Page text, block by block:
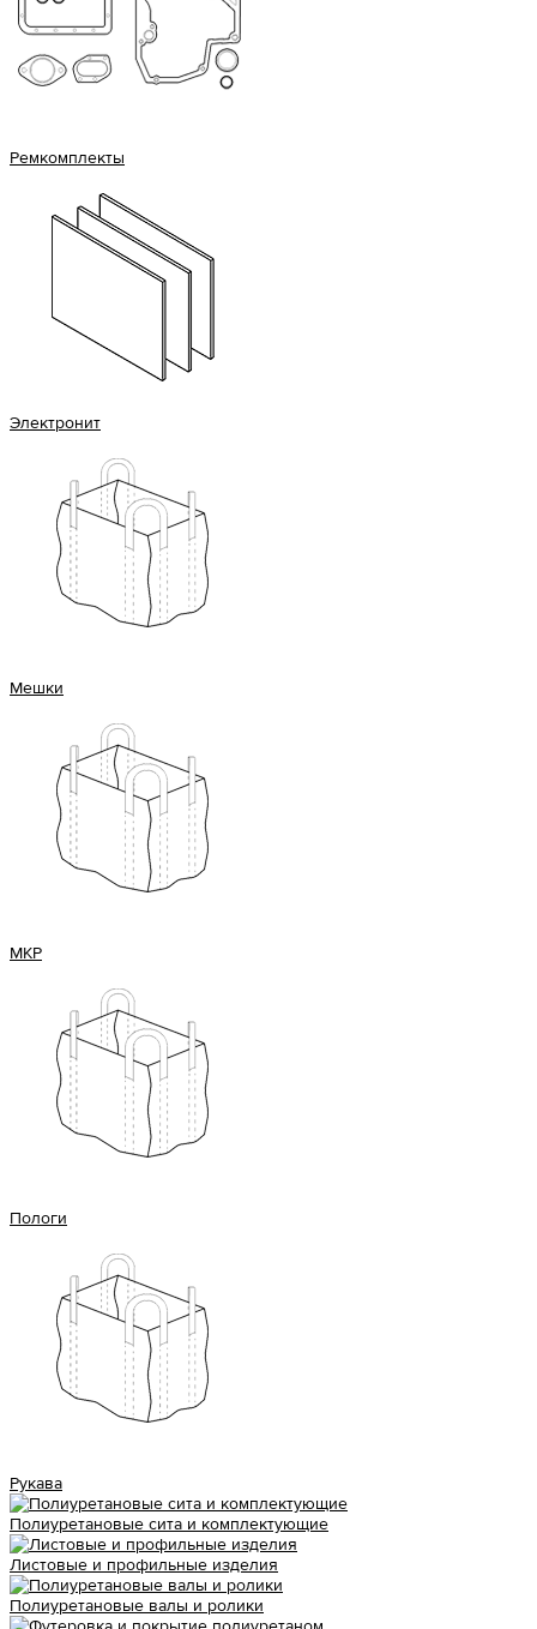
Ремкомплекты
Электронит
Мешки
МКР
Пологи
Рукава
Полиуретановые сита и комплектующие
Листовые и профильные изделия
Полиуретановые валы и ролики